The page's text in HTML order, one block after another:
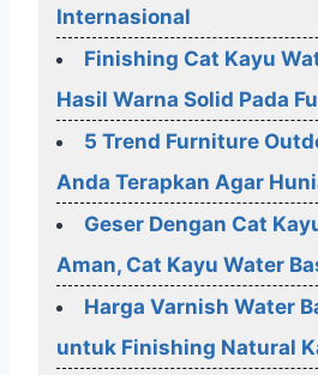
Internasional
Finishing Cat Kayu
Hasil Warna Solid Pada
5 Trend Furniture
Anda Terapkan Agar
Geser Dengan Cat
Aman, Cat Kayu Water
Harga Varnish Water
untuk Finishing Natural